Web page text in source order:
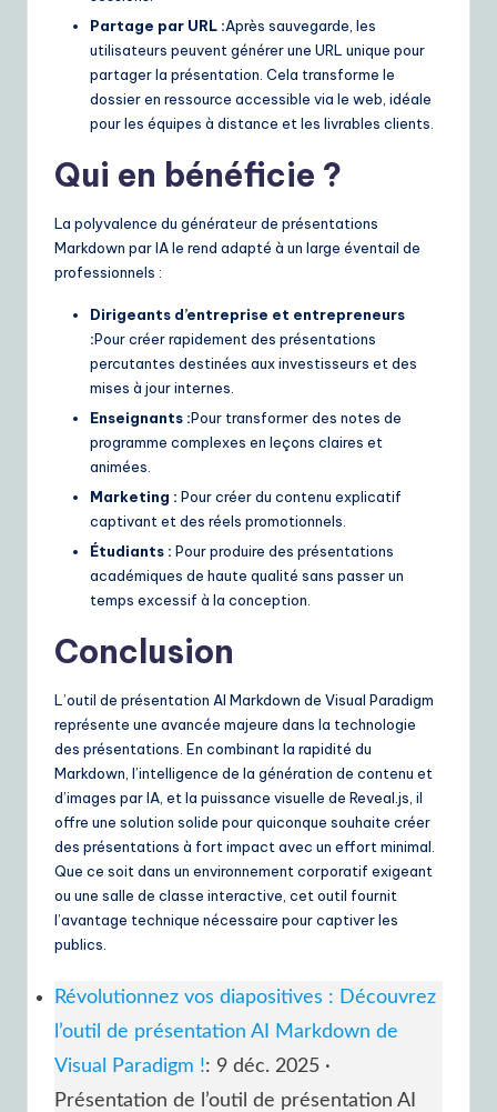
Partage par URL :Après sauvegarde, les
utilisateurs peuvent générer une URL unique pour
partager la présentation. Cela transforme le
dossier en ressource accessible via le web, idéale
pour les équipes à distance et les livrables clients.
Qui en bénéficie ?
La polyvalence du générateur de présentations
Markdown par IA le rend adapté à un large éventail de
professionnels :
Dirigeants d’entreprise et entrepreneurs
:Pour créer rapidement des présentations
percutantes destinées aux investisseurs et des
mises à jour internes.
Enseignants :Pour transformer des notes de
programme complexes en leçons claires et
animées.
Marketing : Pour créer du contenu explicatif
captivant et des réels promotionnels.
Étudiants : Pour produire des présentations
académiques de haute qualité sans passer un
temps excessif à la conception.
Conclusion
L’outil de présentation AI Markdown de Visual Paradigm
représente une avancée majeure dans la technologie
des présentations. En combinant la rapidité du
Markdown, l’intelligence de la génération de contenu et
d’images par IA, et la puissance visuelle de Reveal.js, il
offre une solution solide pour quiconque souhaite créer
des présentations à fort impact avec un effort minimal.
Que ce soit dans un environnement corporatif exigeant
ou une salle de classe interactive, cet outil fournit
l’avantage technique nécessaire pour captiver les
publics.
Révolutionnez vos diapositives : Découvrez
l’outil de présentation AI Markdown de
Visual Paradigm !: 9 déc. 2025 ·
Présentation de l’outil de présentation AI